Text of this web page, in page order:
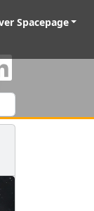
Spacepage